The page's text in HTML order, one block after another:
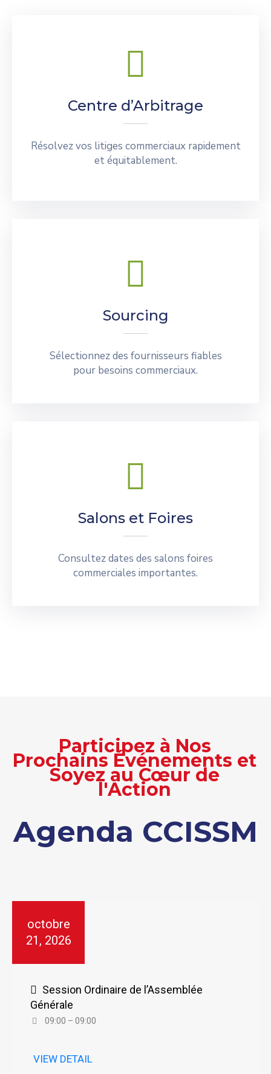
Centre d’Arbitrage
Résolvez vos litiges commerciaux rapidement
et équitablement.
Sourcing
Sélectionnez des fournisseurs fiables
pour besoins commerciaux.
Salons et Foires
Consultez dates des salons foires
commerciales importantes.
Participez à Nos
Prochains Événements et
Soyez au Cœur de
l'Action
Agenda CCISSM
octobre
21, 2026
Session Ordinaire de l’Assemblée
Générale
09:00 – 09:00
VIEW DETAIL